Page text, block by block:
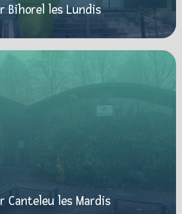
Bihorel les Lundis
Canteleu les Mardis